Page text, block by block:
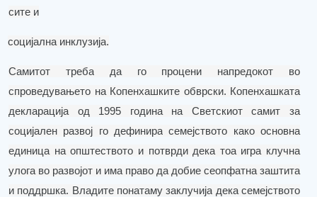
сите и
социјална инклузија.
Самитот требада го процени напредокот во
спроведувањето на Копенхашките обврски. Копенхашката
декларација од 1995 година на Светскиот самит за
социјален развој го дефинира семејството како основна
единица на општеството и потврди дека тоа игра клучна
улога во развојот и има право да добие сеопфатна заштита
и поддршка. Владите понатамузаклучија дека семејството